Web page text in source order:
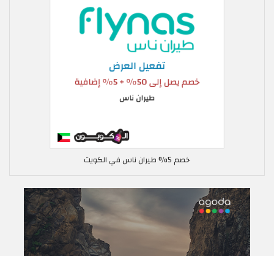
خصم 5% طيران ناس في الكويت